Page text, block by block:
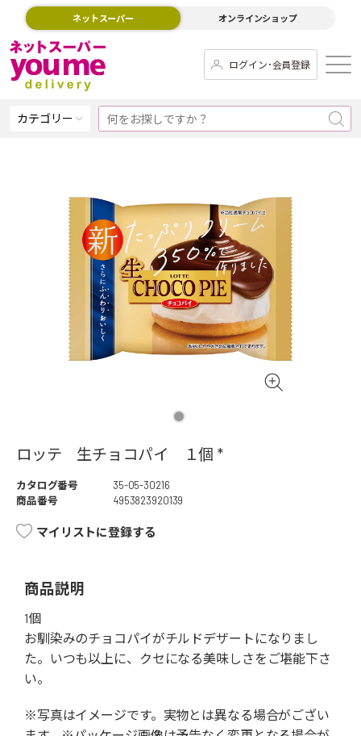
ネットスーパー オンラインショップ
ログイン･会員登録
カテゴリー
ロッテ 生チョコパイ １個 *
カタログ番号
35-05-30216
商品番号
4953823920139
マイリストに登録する
商品説明
1個
お馴染みのチョコパイがチルドデザートになりまし
た。いつも以上に、クセになる美味しさをご堪能下さ
い。
※写真はイメージです。実物とは異なる場合がござい